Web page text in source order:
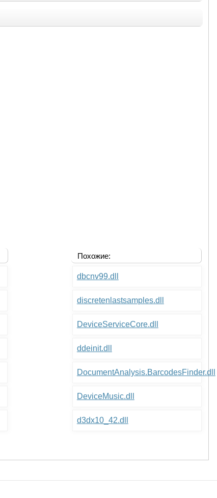
Похожие:
dbcnv99.dll
discretenlastsamples.dll
DeviceServiceCore.dll
ddeinit.dll
DocumentAnalysis.BarcodesFinder.dll
DeviceMusic.dll
d3dx10_42.dll